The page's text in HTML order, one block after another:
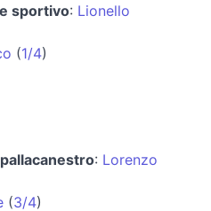
sportivo: Lionello
(1/4)
: Lorenzo
(3/4)